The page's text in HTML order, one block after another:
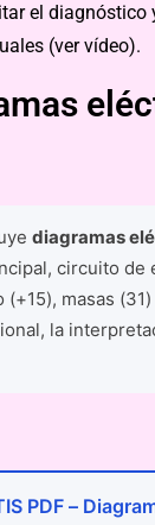
el diagnóstico
(ver vídeo).
diagramas
circuito
masas
la
PDF –